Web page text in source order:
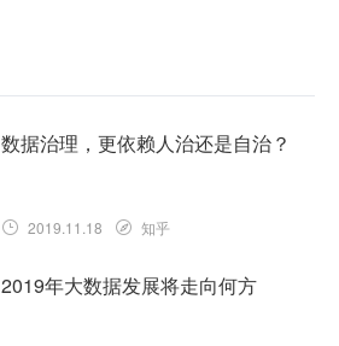
数据治理，更依赖人治还是自治？
2019.11.18 知乎
2019年大数据发展将走向何方